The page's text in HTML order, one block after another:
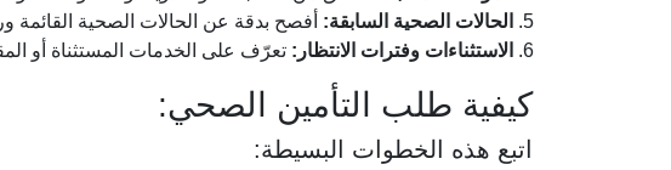
الحالات الصحية السابقة: أفصح بدقة عن الحالات الصحية القائمة
الاستثناءات وفترات الانتظار: تعرّف على الخدمات المستثناة أو
كيفية طلب التأمين الصحي:
اتبع هذه الخطوات البسيطة: